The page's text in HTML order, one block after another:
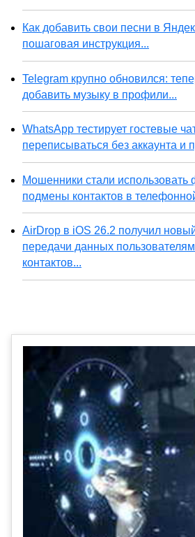
Как добавить свои песни в
пошаговая инструкция...
Telegram крупно обновился:
добавить музыку в профили...
WhatsApp тестирует гостевые
переписываться без аккаунта и
Мошенники стали использовать
подмены контактов в
AirDrop в iOS 26.2 получил
передачи данных
контактов...